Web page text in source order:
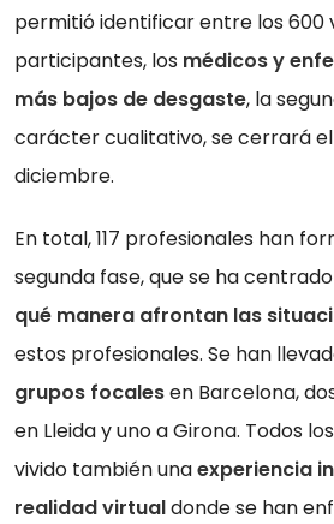
permitió identificar entre los 600
participantes, los médicos y
más bajos de desgaste, la
carácter cualitativo, se cerrará
diciembre.
En total, 117 profesionales han
segunda fase, que se ha
qué manera afrontan las
estos profesionales. Se han
grupos focalesen Barcelona,
en Lleida y uno a Girona. Todos
vivido también unaexperiencia
realidad virtualdonde se han